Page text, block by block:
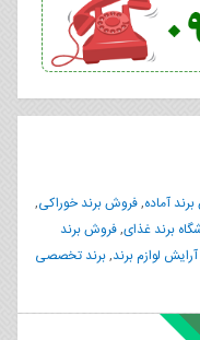
آماده,فروش برند خوراکی,
برند غذای,فروش برند
لوازم برند,برند تخصصی